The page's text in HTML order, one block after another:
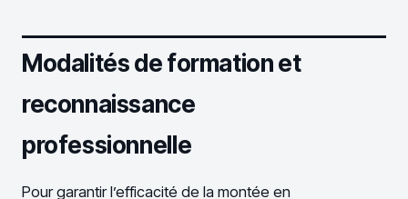
Modalités de formation et
reconnaissance
professionnelle
Pour garantir l’efficacité de la montée en